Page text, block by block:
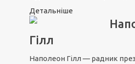
Детальніше
Гілл
Наполеон Гілл — радник